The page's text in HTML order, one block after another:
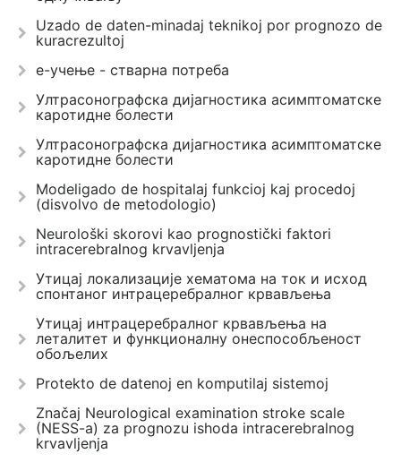
Uzado de daten-minadaj teknikoj por prognozo de
kuracrezultoj
e-учење - стварна потреба
Ултрасонографска дијагностика асимптоматске
каротидне болести
Ултрасонографска дијагностика асимптоматске
каротидне болести
Modeligado de hospitalaj funkcioj kaj procedoj
(disvolvo de metodologio)
Neurološki skorovi kao prognostički faktori
intracerebralnog krvavljenja
Утицај локализације хематома на ток и исход
спонтаног интрацеребралног крвављења
Утицај интрацеребралног крвављења на
леталитет и функционалну онеспособљеност
обољелих
Protekto de datenoj en komputilaj sistemoj
Značaj Neurological examination stroke scale
(NESS-a) za prognozu ishoda intracerebralnog
krvavljenja